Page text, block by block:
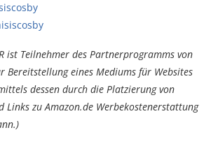
ist Teilnehmer des Partnerprogramms von
Bereitstellung eines Mediums für Websites
dessen durch die Platzierung von
Links zu Amazon.de Werbekostenerstattung